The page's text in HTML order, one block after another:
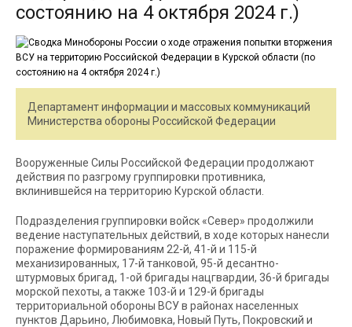
состоянию на 4 октября 2024 г.)
Департамент информации и массовых коммуникаций
Министерства обороны Российской Федерации
Вооруженные Силы Российской Федерации продолжают
действия по разгрому группировки противника,
вклинившейся на территорию Курской области.
Подразделения группировки войск «Север» продолжили
ведение наступательных действий, в ходе которых нанесли
поражение формированиям 22-й, 41-й и 115-й
механизированных, 17-й танковой, 95-й десантно-
штурмовых бригад, 1-ой бригады нацгвардии, 36-й бригады
морской пехоты, а также 103-й и 129-й бригады
территориальной обороны ВСУ в районах населенных
пунктов Дарьино, Любимовка, Новый Путь, Покровский и